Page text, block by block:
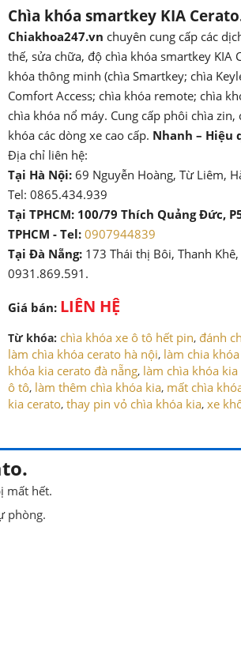
Chìa khóa smartkey KIA
Chiakhoa247.vn chuyên cung cấp các
thế, sửa chữa, độ chìa khóa smartkey KIA
khóa thông minh (chìa Smartkey; chìa
Comfort Access; chìa khóa remote; chìa
chìa khóa nổ máy. Cung cấp phôi chìa
khóa các dòng xe cao cấp. Nhanh – Hiệu
Địa chỉ liên hệ:
Tại Hà Nội: 69 Nguyễn Hoàng, Từ Liêm,
Tel: 0865.434.939
Tại TPHCM: 100/79 Thích Quảng Đức,
TPHCM - Tel:0907944839
Tại Đà Nẵng: 173 Thái thị Bôi, Thanh
0931.869.591.
Giá bán: LIÊN HỆ
Từ khóa: chìa khóa xe ô tô hết pin, đánh
làm chìa khóa cerato hà nội, làm chia
khóa kia cerato đà nẵng, làm chìa khóa
ô tô, làm thêm chìa khóa kia, mất chìa
kia cerato,thay pin vỏ chìa khóa kia,xe
mất hết.
phòng.